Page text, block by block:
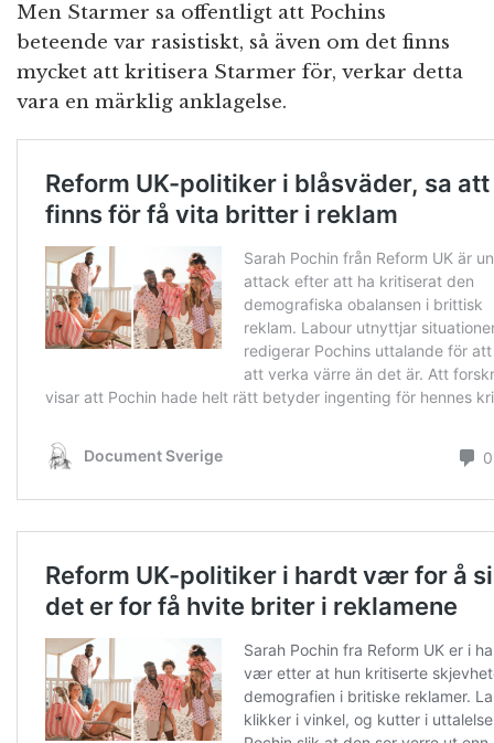
Men Starmer sa offentligt att Pochins
beteende var rasistiskt, så även om det finns
mycket att kritisera Starmer för, verkar detta
vara en märklig anklagelse.